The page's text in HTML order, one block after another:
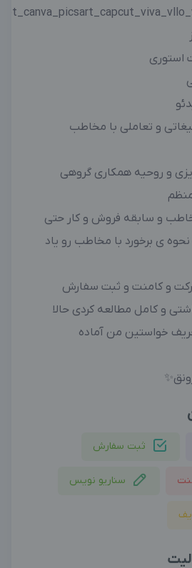
استوری
و تعاملی با مخاطب
و روحیه همکاری گروهی
و سابقه فروش و کار حتی
ی برخورد با مخاطب رو یاد
و کامنت و ثبت سفارش
و کامل مطالعه کردی حالا
خواستین من آماده
ثبت سفارش
سناریو نویس